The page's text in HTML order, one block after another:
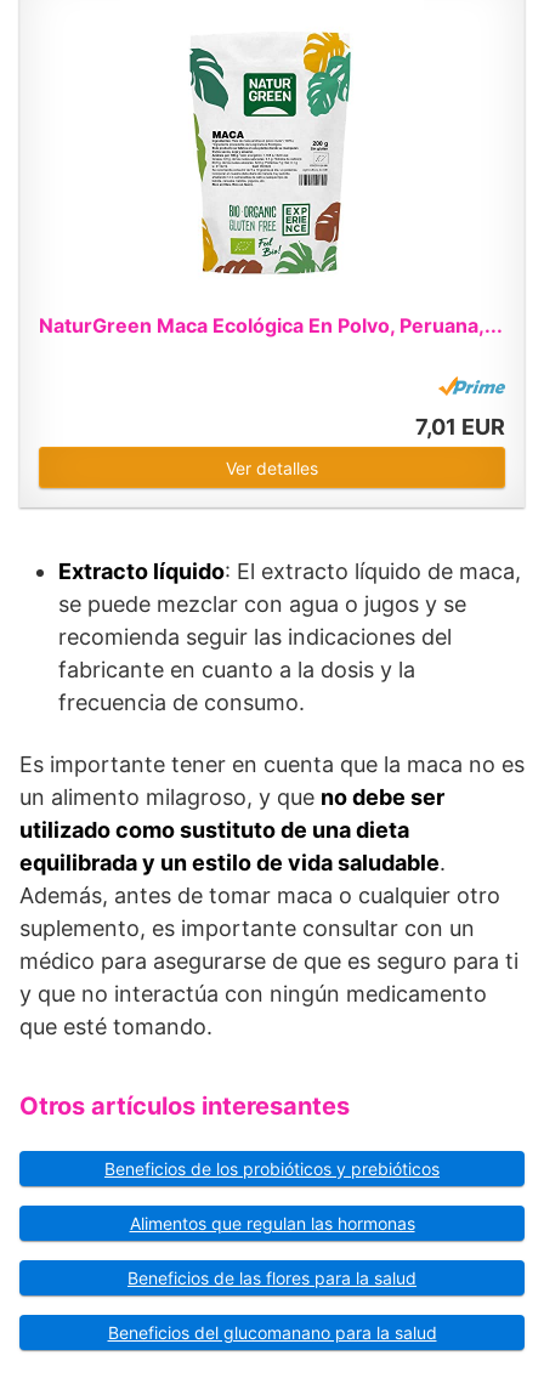
NaturGreen Maca Ecológica En Polvo, Peruana,...
7,01 EUR
Ver detalles
Extracto líquido: El extracto líquido de maca,
se puede mezclar con agua o jugos y se
recomienda seguir las indicaciones del
fabricante en cuanto a la dosis y la
frecuencia de consumo.
Es importante tener en cuenta que la maca no es
un alimento milagroso, y que no debe ser
utilizado como sustituto de una dieta
equilibrada y un estilo de vida saludable.
Además, antes de tomar maca o cualquier otro
suplemento, es importante consultar con un
médico para asegurarse de que es seguro para ti
y que no interactúa con ningún medicamento
que esté tomando.
Otros artículos interesantes
Beneficios de los probióticos y prebióticos
Alimentos que regulan las hormonas
Beneficios de las flores para la salud
Beneficios del glucomanano para la salud